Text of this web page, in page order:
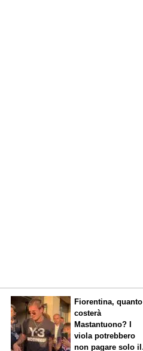
Fiorentina, quanto
costerà
Mastantuono? I
viola potrebbero
non pagare solo il